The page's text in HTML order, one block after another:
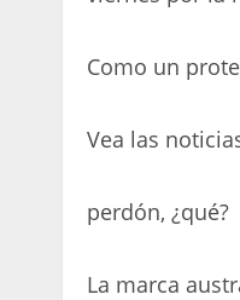
Como un
Vea las
perdón, ¿qué?
La marca